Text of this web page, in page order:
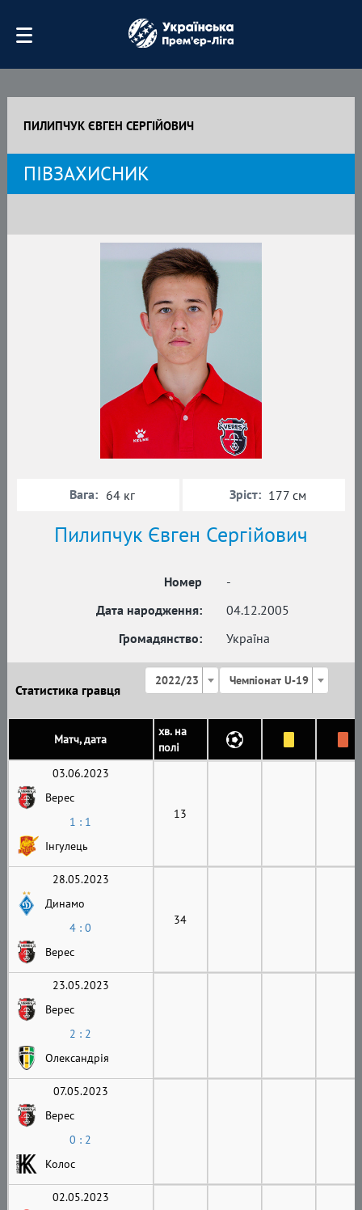
ПИЛИПЧУК ЄВГЕН СЕРГІЙОВИЧ
ПІВЗАХИСНИК
Пилипчук Євген Сергійович
Номер
-
Дата народження:
04.12.2005
Громадянство:
Україна
Вага: 64 кг Зріст: 177 см
Статистика гравця
2022/23 Чемпіонат U-19
Матч, дата
хв. на
полі
03.06.2023
Верес
1 : 1
Інгулець
13
28.05.2023
Динамо
4 : 0
Верес
34
23.05.2023
Верес
2 : 2
Олександрія
07.05.2023
Верес
0 : 2
Колос
02.05.2023